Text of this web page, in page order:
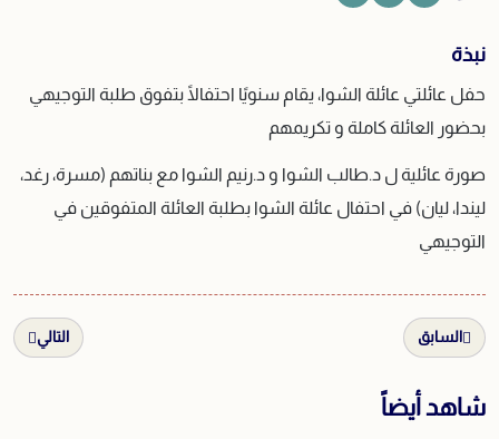
نبذة
حفل عائلتي عائلة الشوا، يقام سنويًا احتفالًا بتفوق طلبة التوجيهي
بحضور العائلة كاملة و تكريمهم
صورة عائلية ل د.طالب الشوا و د.رنيم الشوا مع بناتهم (مسرة، رغد،
ليندا، ليان) في احتفال عائلة الشوا بطلبة العائلة المتفوقين في
التوجيهي
السابق التالي
شاهد أيضاً